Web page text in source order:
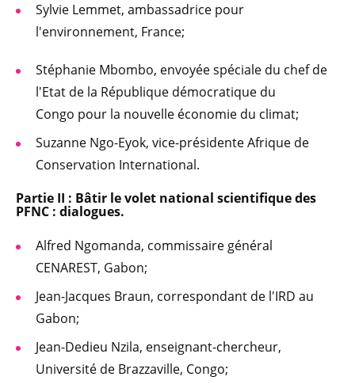
Sylvie Lemmet, ambassadrice pour
l'environnement, France;
Stéphanie Mbombo, envoyée spéciale du chef de
l'Etat de la République démocratique du
Congo pour la nouvelle économie du climat;
Suzanne Ngo-Eyok, vice-présidente Afrique de
Conservation International.
Partie II : Bâtir le volet national scientifique des
PFNC : dialogues.
Alfred Ngomanda, commissaire général
CENAREST, Gabon;
Jean-Jacques Braun, correspondant de l'IRD au
Gabon;
Jean-Dedieu Nzila, enseignant-chercheur,
Université de Brazzaville, Congo;